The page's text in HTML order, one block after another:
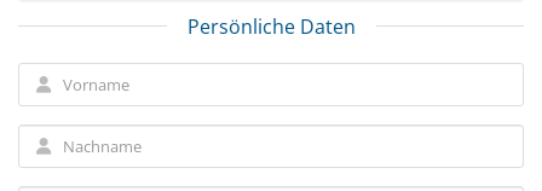
Persönliche Daten